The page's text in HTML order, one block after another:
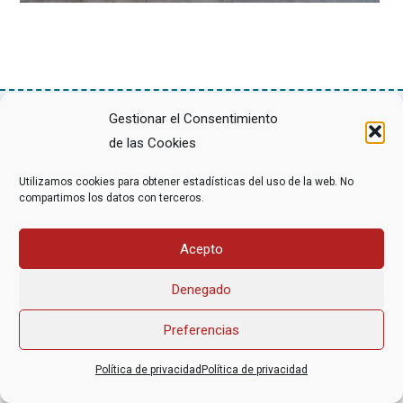
Gestionar el Consentimiento
de las Cookies
Utilizamos cookies para obtener estadísticas del uso de la web. No
compartimos los datos con terceros.
Acepto
Denegado
Preferencias
Política de privacidad Política de privacidad
Asociación Federal Derecho a Morir Dignamente (DMD)